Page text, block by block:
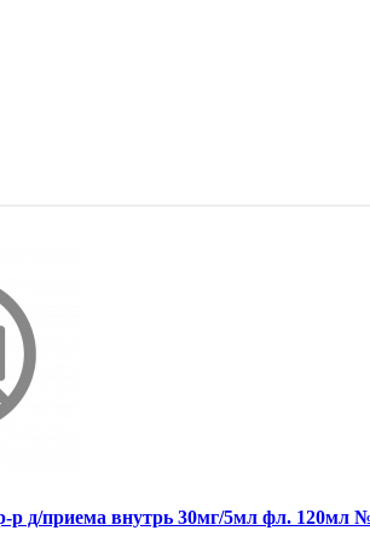
р д/приема внутрь 30мг/5мл фл. 120мл